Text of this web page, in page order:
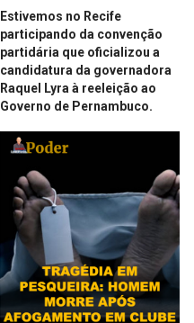
Estivemos no Recife
participando da convenção
partidária que oficializou a
candidatura da governadora
Raquel Lyra à reeleição ao
Governo de Pernambuco.